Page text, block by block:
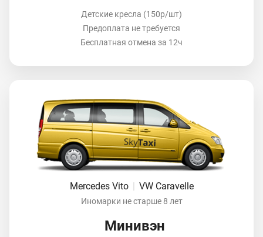
Детские кресла (150р/шт)
Предоплата не требуется
Бесплатная отмена за 12ч
Mercedes Vito VW Caravelle
Иномарки не старше 8 лет
Минивэн